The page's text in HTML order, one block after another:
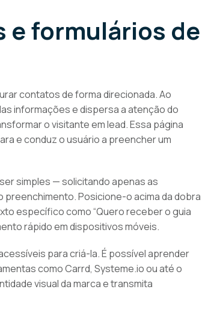
e formulários de
contatos de forma direcionada. Ao
informações e dispersa a atenção do
o visitante em lead. Essa página
e conduz o usuário a preencher um
simples — solicitando apenas as
Posicione-o acima da dobra
específico como “Quero receber o guia
rápido em dispositivos móveis.
para criá-la. É possível aprender
como Carrd, Systeme.io ou até o
visual da marca e transmita